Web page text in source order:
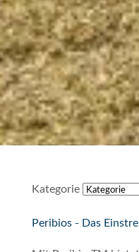
Kategorie
Peribios - Das